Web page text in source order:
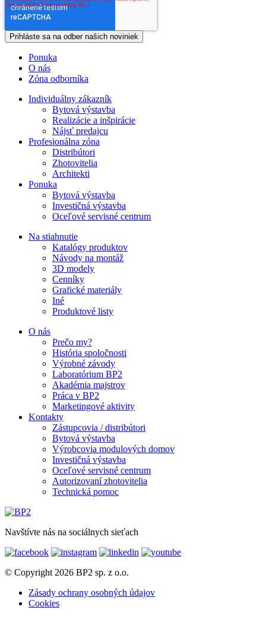
Ponuka
O nás
Zóna odborníka
Individuálny zákazník
Bytová výstavba
Realizácie a inšpirácie
Nájsť predajcu
Profesionálna zóna
Distribútori
Zhotovitelia
Architekti
Ponuka
Bytová výstavba
Investičná výstavba
Oceľové servisné centrum
Na stiahnutie
Katalógy produktov
Návody na montáž
3D modely
Cenníky
Grafické materiály
Iné
Produktové listy
O nás
Prečo my?
História spoločnosti
Výrobné závody
Laboratórium BP2
Akadémia majstrov
Práca v BP2
Marketingové aktivity
Kontakty
Zástupcovia / distribútori
Bytová výstavba
Výrobcovia modulových domov
Investičná výstavba
Oceľové servisné centrum
Autorizovaní zhotovitelia
Technická pomoc
Navštívte nás na sociálnych sieťach
© Copyright 2026 BP2 sp. z o.o.
Zásady ochrany osobných údajov
Cookies